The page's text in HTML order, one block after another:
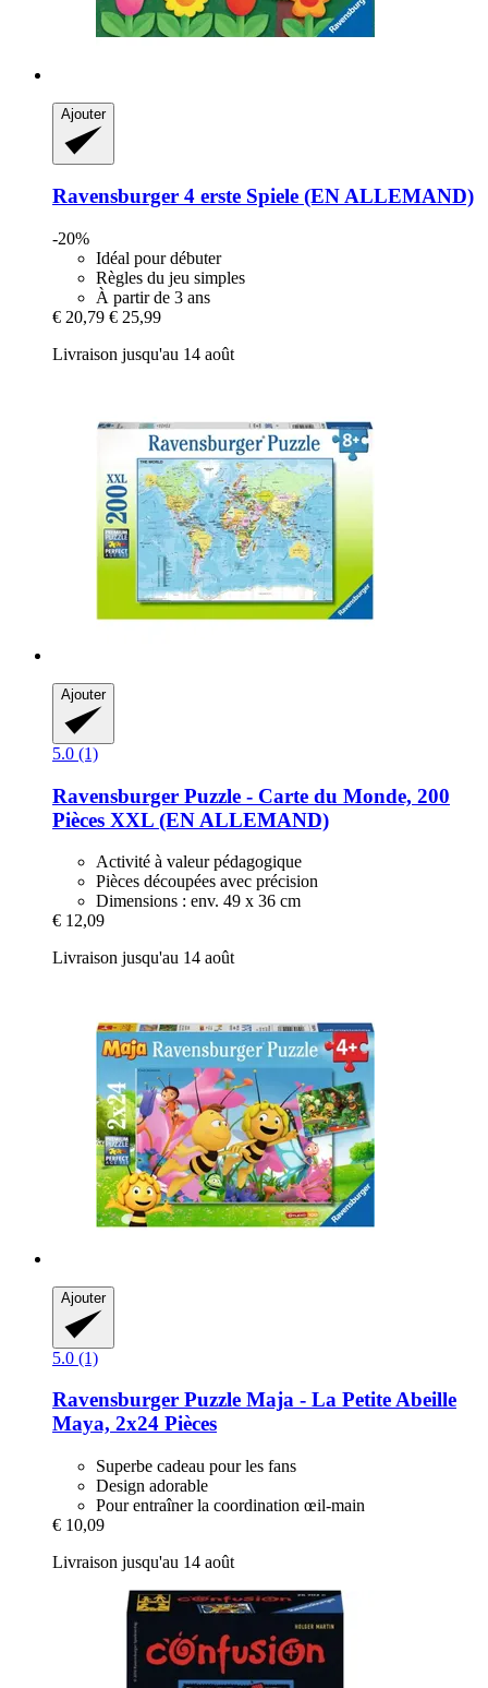
Ajouter
Ravensburger 4 erste Spiele (EN ALLEMAND)
-20%
Idéal pour débuter
Règles du jeu simples
À partir de 3 ans
€ 20,79 € 25,99
Livraison jusqu'au 14 août
Ajouter
5.0 (1)
Ravensburger Puzzle -​ Carte du Monde, 200
Pièces XXL (EN ALLEMAND)
Activité à valeur pédagogique
Pièces découpées avec précision
Dimensions : env. 49 x 36 cm
€ 12,09
Livraison jusqu'au 14 août
Ajouter
5.0 (1)
Ravensburger Puzzle Maja -​ La Petite Abeille
Maya, 2x24 Pièces
Superbe cadeau pour les fans
Design adorable
Pour entraîner la coordination œil-main
€ 10,09
Livraison jusqu'au 14 août